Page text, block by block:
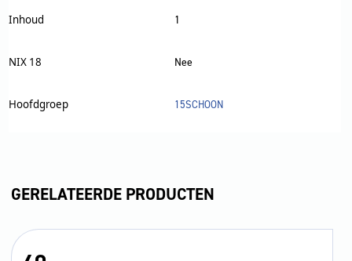
Inhoud 1
NIX 18 Nee
Hoofdgroep 15SCHOON
GERELATEERDE PRODUCTEN